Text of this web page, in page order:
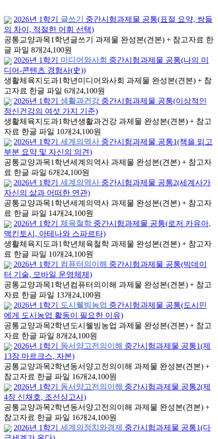
2026년 1학기 글쓰기 중간시험과제물 공통(표절 요약, 쌍들
의 차이, 적절한 어휘 선택)
공통교양과목1학년 글쓰기 과제물 완성본(견본) + 참고자료 한
글 파일 8개 24,100원
2026년 1학기
미디어와사회 중간시험과제물 공통(나의 미
디어-콘텐츠 경험사(史))
생활체육지도과1학년 미디어와사회 과제물 완성본(견본) + 참
고자료 한글 파일 6개 24,100원
2026년 1학기
생활과건강 중간시험과제물 공통(이상적인
정신건강의 여섯 가지 기준)
생활체육지도과1학년생활과건강 과제물 완성본(견본) + 참고
자료 한글 파일 10개 24,100원
2026년 1학기
세계의역사 중간시험과제물 공통1(책을 읽고
부분 요약 및 자신의 의견)
공통교양과목1학년세계의역사 과제물 완성본(견본) + 참고자
료 한글 파일 6개 24,100원
2026년 1학기
세계의역사 중간시험과제물 공통2(세계사가
자신의 삶과 어떠한 연관)
공통교양과목1학년세계의역사 과제물 완성본(견본) + 참고자
료 한글 파일 14개 24,100원
2026년 1학기
체육철학 중간시험과제물 공통(로저 카유아,
맥킨토시, 아테나와 스파르타)
생활체육지도과1학년 체육철학 과제물 완성본(견본) + 참고자
료 한글 파일 10개 24,100원
2026년 1학기
컴퓨터의이해 중간시험과제물 공통(빅데이
터 기술, 모바일 운영체제)
공통교양과목1학년 컴퓨터의이해 과제물 완성본(견본) + 참고
자료 한글 파일 13개 24,100원
2026년 1학기
도시웰빙농업 중간시험과제물 공통(도시민
에게 도시농업 활동이 필요한 이유)
공통교양과목2학년 도시웰빙농업 과제물 완성본(견본) + 참고
자료 한글 파일 8개 24,100원
2026년 1학기
동서양고전의이해 중간시험과제물 공통1(제
13장 마르크스, 자본)
공통교양과목2학년 동서양고전의이해 과제물 완성본(견본) +
참고자료 한글 파일 16개 24,100원
2026년 1학기
동서양고전의이해 중간시험과제물 공통2(제
4장 신채호, 조선상고사)
공통교양과목2학년 동서양고전의이해 과제물 완성본(견본) +
참고자료 한글 파일 16개 24,100원
2026년 1학기
세계의정치와경제 중간시험과제물 공통1(다